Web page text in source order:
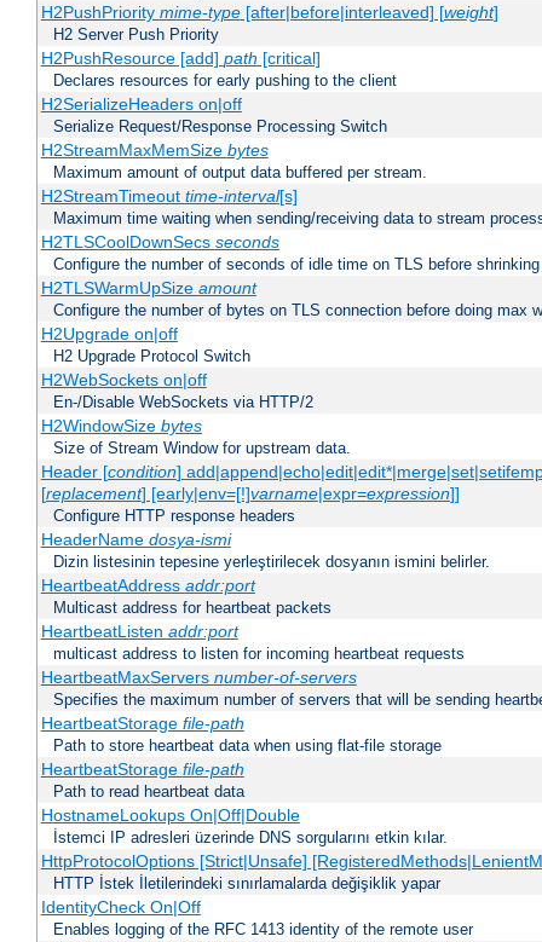
H2PushPriority mime-type[after|before|interleaved] [weight]
H2 Server Push Priority
H2PushResource [add] path [critical]
Declares resources for early pushing to the client
H2SerializeHeaders on|off
Serialize Request/Response Processing Switch
H2StreamMaxMemSize bytes
Maximum amount of output data buffered per stream.
H2StreamTimeout time-interval[s]
Maximum time waiting when sending/receiving data to stream
H2TLSCoolDownSecs seconds
Configure the number of seconds of idle time on TLS before
H2TLSWarmUpSize amount
Configure the number of bytes on TLS connection before doing max
H2Upgrade on|off
H2 Upgrade Protocol Switch
H2WebSockets on|off
En-/Disable WebSockets via HTTP/2
H2WindowSize bytes
Size of Stream Window for upstream data.
Header [condition]
[replacement] [early|env=[!]varname|expr=expression]]
Configure HTTP response headers
HeaderName dosya-ismi
Dizin listesinin tepesine yerleştirilecek dosyanın ismini belirler.
HeartbeatAddress addr:port
Multicast address for heartbeat packets
HeartbeatListen addr:port
multicast address to listen for incoming heartbeat requests
HeartbeatMaxServers number-of-servers
Specifies the maximum number of servers that will be sending
HeartbeatStorage file-path
Path to store heartbeat data when using flat-file storage
HeartbeatStorage file-path
Path to read heartbeat data
HostnameLookups On|Off|Double
İstemci IP adresleri üzerinde DNS sorgularını etkin kılar.
HttpProtocolOptions [Strict|Unsafe]
HTTP İstek İletilerindeki sınırlamalarda değişiklik yapar
IdentityCheck On|Off
Enables logging of the RFC 1413 identity of the remote user